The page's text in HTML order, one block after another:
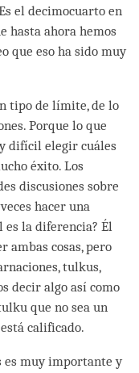
el decimocuarto en
hasta ahora hemos
que eso ha sido muy
tipo de límite, de lo
Porque lo que
difícil elegir cuáles
éxito. Los
discusiones sobre
hacer una
la diferencia? Él
ambas cosas, pero
tulkus,
decir algo así como
que no sea un
calificado.
es muy importante y